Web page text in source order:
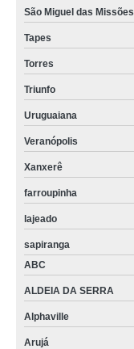
São Miguel das Missões
Tapes
Torres
Triunfo
Uruguaiana
Veranópolis
Xanxerê
farroupinha
lajeado
sapiranga
ABC
ALDEIA DA SERRA
Alphaville
Arujá